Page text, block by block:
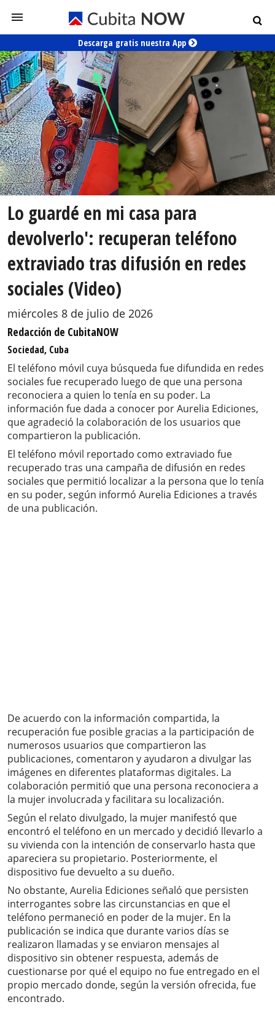
Descarga gratis nuestra App
Lo guardé en mi casa para
devolverlo': recuperan teléfono
extraviado tras difusión en redes
sociales (Video)
miércoles 8 de julio de 2026
Redacción de CubitaNOW
Sociedad, Cuba
El teléfono móvil cuya búsqueda fue difundida en redes
sociales fue recuperado luego de que una persona
reconociera a quien lo tenía en su poder. La
información fue dada a conocer por Aurelia Ediciones,
que agradeció la colaboración de los usuarios que
compartieron la publicación.
El teléfono móvil reportado como extraviado fue
recuperado tras una campaña de difusión en redes
sociales que permitió localizar a la persona que lo tenía
en su poder, según informó Aurelia Ediciones a través
de una publicación.
De acuerdo con la información compartida, la
recuperación fue posible gracias a la participación de
numerosos usuarios que compartieron las
publicaciones, comentaron y ayudaron a divulgar las
imágenes en diferentes plataformas digitales. La
colaboración permitió que una persona reconociera a
la mujer involucrada y facilitara su localización.
Según el relato divulgado, la mujer manifestó que
encontró el teléfono en un mercado y decidió llevarlo a
su vivienda con la intención de conservarlo hasta que
apareciera su propietario. Posteriormente, el
dispositivo fue devuelto a su dueño.
No obstante, Aurelia Ediciones señaló que persisten
interrogantes sobre las circunstancias en que el
teléfono permaneció en poder de la mujer. En la
publicación se indica que durante varios días se
realizaron llamadas y se enviaron mensajes al
dispositivo sin obtener respuesta, además de
cuestionarse por qué el equipo no fue entregado en el
propio mercado donde, según la versión ofrecida, fue
encontrado.